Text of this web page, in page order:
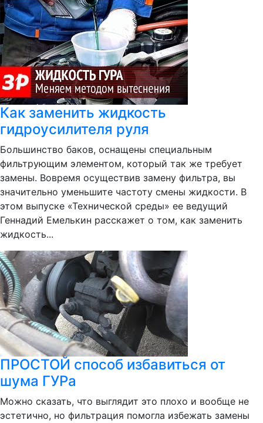
Как заменить жидкость
гидроусилителя руля
Большинство баков, оснащены специальным
фильтрующим элементом, который так же требует
замены. Вовремя осуществив замену фильтра, вы
значительно уменьшите частоту смены жидкости. В
этом выпуске «Технической среды» ее ведущий
Геннадий Емелькин расскажет о том, как заменить
жидкость...
ПРОСТОЙ способ избавиться от
шума ГУРа
Можно сказать, что выглядит это плохо и вообще не
эстетично, но фильтрация помогла избежать замены